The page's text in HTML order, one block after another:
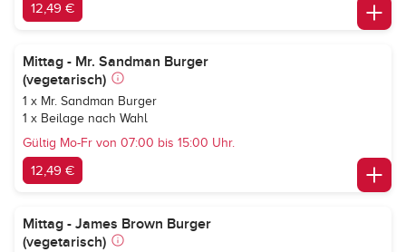
12,49 €
Mittag - Mr. Sandman Burger
(vegetarisch)
1 x Mr. Sandman Burger
1 x Beilage nach Wahl
Gültig Mo-Fr von 07:00 bis 15:00 Uhr.
12,49 €
Mittag - James Brown Burger
(vegetarisch)